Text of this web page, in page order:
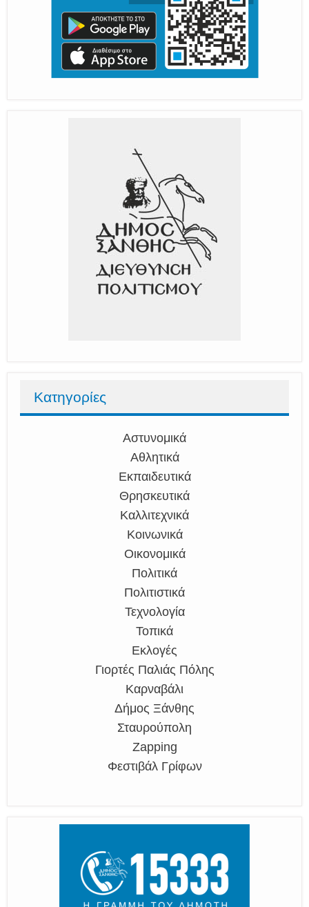
Κατηγορίες
Αστυνομικά
Αθλητικά
Εκπαιδευτικά
Θρησκευτικά
Καλλιτεχνικά
Κοινωνικά
Οικονομικά
Πολιτικά
Πολιτιστικά
Τεχνολογία
Τοπικά
Εκλογές
Γιορτές Παλιάς Πόλης
Καρναβάλι
Δήμος Ξάνθης
Σταυρούπολη
Zapping
Φεστιβάλ Γρίφων